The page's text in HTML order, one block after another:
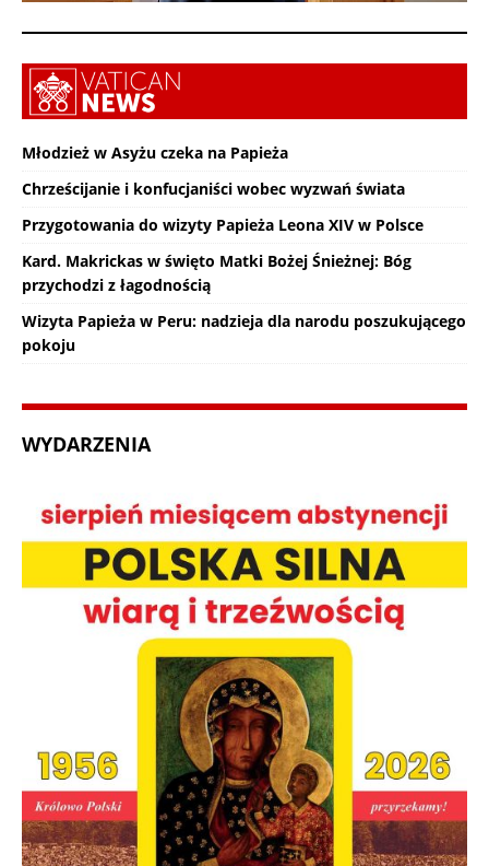
Młodzież w Asyżu czeka na Papieża
Chrześcijanie i konfucjaniści wobec wyzwań świata
Przygotowania do wizyty Papieża Leona XIV w Polsce
Kard. Makrickas w święto Matki Bożej Śnieżnej: Bóg
przychodzi z łagodnością
Wizyta Papieża w Peru: nadzieja dla narodu poszukującego
pokoju
WYDARZENIA